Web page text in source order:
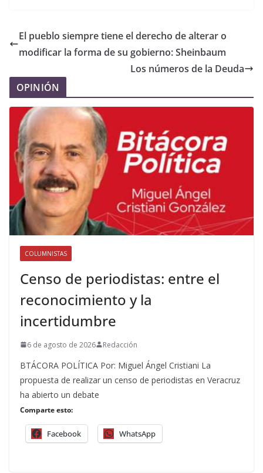
El pueblo siempre tiene el derecho de alterar o
modificar la forma de su gobierno: Sheinbaum
Los números de la Deuda
OPINIÓN
COLUMNISTAS
Censo de periodistas: entre el
reconocimiento y la
incertidumbre
6 de agosto de 2026 Redacción
BTÁCORA POLÍTICA Por: Miguel Ángel Cristiani La
propuesta de realizar un censo de periodistas en Veracruz
ha abierto un debate
Comparte esto:
Facebook WhatsApp